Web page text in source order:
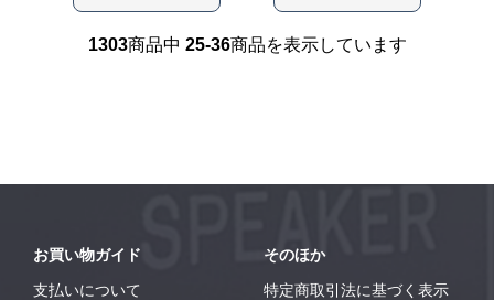
1303商品中 25-36商品を表示しています
お買い物ガイド
支払いについて
そのほか
特定商取引法に基づく表示